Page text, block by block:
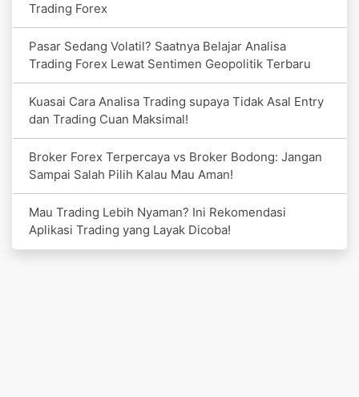
Trading Forex
Pasar Sedang Volatil? Saatnya Belajar Analisa
Trading Forex Lewat Sentimen Geopolitik Terbaru
Kuasai Cara Analisa Trading supaya Tidak Asal Entry
dan Trading Cuan Maksimal!
Broker Forex Terpercaya vs Broker Bodong: Jangan
Sampai Salah Pilih Kalau Mau Aman!
Mau Trading Lebih Nyaman? Ini Rekomendasi
Aplikasi Trading yang Layak Dicoba!